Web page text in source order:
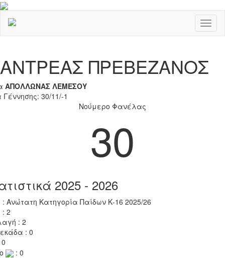
ΑΝΤΡΕΑΣ ΠΡΕΒΕΖΑΝΟΣ
ΑΠΟΛΛΩΝΑΣ ΛΕΜΕΣΟΥ
30/11/-1
Νούμερο Φανέλας
30
2025 - 2026
: Ανώτατη Κατηγορία Παίδων Κ-16 2025/26
: 2
: 2
: 0
: 0